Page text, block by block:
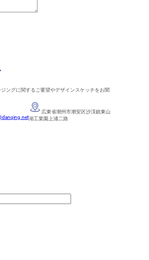
ングに関するご要望やデザインスケッチをお聞
広東省潮州市潮安区沙渓鎮東山
湖工業園上浦二路